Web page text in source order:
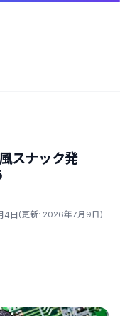
スナック発
4日(更新: 2026年7月9日)